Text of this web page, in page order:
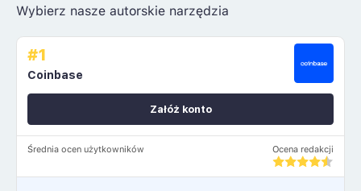
Wybierz nasze autorskie narzędzia
#1
Coinbase
Średnia ocen użytkowników Ocena redakcji
Załóż konto